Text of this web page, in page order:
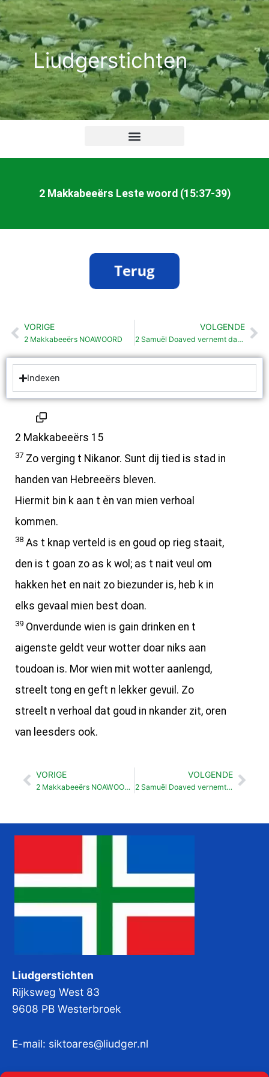
Ga
naar
de
inhoudLiudgerstichten
2 Makkabeeërs Leste woord (15:37-39)
Vorige
VORIGE
2 Makkabeeërs NOAWOORD
VOLGENDE
2 Samuël Doaved vernemt dat Saul dood is (1: 1-16)
Indexen
2 Makkabeeërs 15
37 Zo verging t Nikanor. Sunt dij tied is stad in
handen van Hebreeërs bleven.
Hiermit bin k aan t èn van mien verhoal
kommen.
38 As t knap verteld is en goud op rieg staait,
den is t goan zo as k wol; as t nait veul om
hakken het en nait zo biezunder is, heb k in
elks gevaal mien best doan.
39 Onverdunde wien is gain drinken en t
aigenste geldt veur wotter doar niks aan
toudoan is. Mor wien mit wotter aanlengd,
streelt tong en geft n lekker gevuil. Zo
streelt n verhoal dat goud in nkander zit, oren
van leesders ook.
Vorige
VORIGE
2 Makkabeeërs NOAWOORD
VOLGENDE
2 Samuël Doaved vernemt dat Saul dood is (1: 1-16)
Liudgerstichten
Rijksweg West 83
9608 PB Westerbroek
E-mail: siktoares@liudger.nl